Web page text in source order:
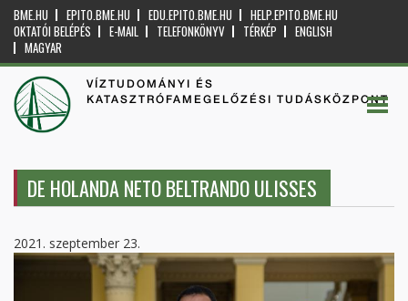
BME.HU EPITO.BME.HU EDU.EPITO.BME.HU
HELP.EPITO.BME.HU
OKTATÓI BELÉPÉS
E-MAIL TELEFONKÖNYV TÉRKÉP
ENGLISH
MAGYAR
VÍZTUDOMÁNYI ÉS
KATASZTRÓFAMEGELŐZÉSI TUDÁSKÖZPONT
DE HOLANDA NETO BELTRANDO ULISSES
2021. szeptember 23.